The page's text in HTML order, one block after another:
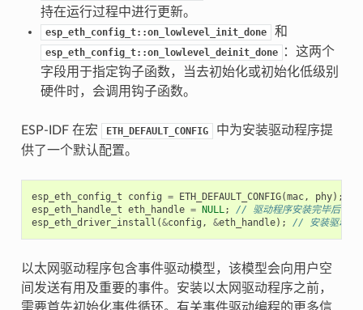
持在运行过程中进行更新。
esp_eth_config_t::on_lowlevel_init_done 和
esp_eth_config_t::on_lowlevel_deinit_done
：这两个
字段用于指定钩子函数，当去初始化或初始化低级别
硬件时，会调用钩子函数。
ESP-IDF 在宏 ETH_DEFAULT_CONFIG
中为安装驱动程序提
供了一个默认配置。
esp_eth_config_t config = ETH_DEFAULT_CONFIG(mac, phy);
esp_eth_handle_t eth_handle = NULL;
// 驱动程序安装完毕后，将
esp_eth_driver_install (&config , &eth_handle); // 安装驱动程
以太网驱动程序包含事件驱动模型，该模型会向用户空
间发送有用及重要的事件。安装以太网驱动程序之前，